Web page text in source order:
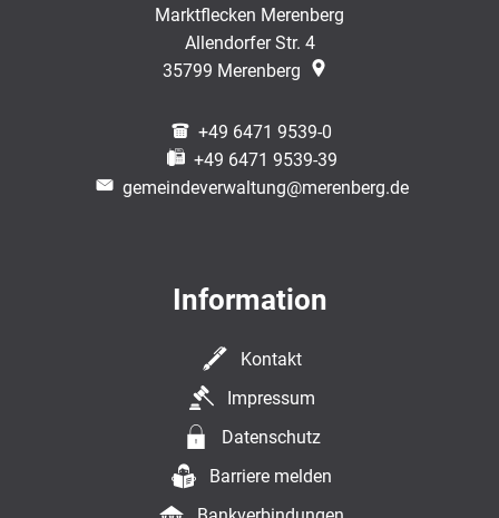
Marktflecken Merenberg
Allendorfer Str. 4
35799 Merenberg
+49 6471 9539-0
+49 6471 9539-39
gemeindeverwaltung@merenberg.de
Information
Kontakt
Impressum
Datenschutz
Barriere melden